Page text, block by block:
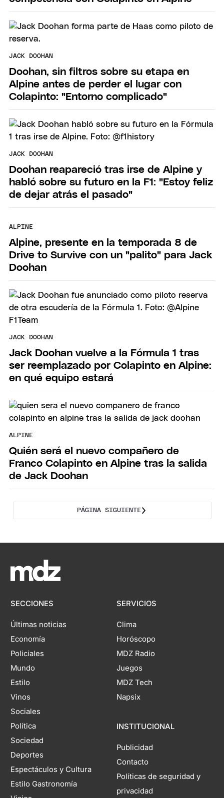
JACK DOOHAN
Doohan, sin filtros sobre su etapa en
Alpine antes de perder el lugar con
Colapinto: "Entorno complicado"
JACK DOOHAN
Doohan reapareció tras irse de Alpine y
habló sobre su futuro en la F1: "Estoy feliz
de dejar atrás el pasado"
ALPINE
Alpine, presente en la temporada 8 de
Drive to Survive con un "palito" para Jack
Doohan
JACK DOOHAN
Jack Doohan vuelve a la Fórmula 1 tras
ser reemplazado por Colapinto en Alpine:
en qué equipo estará
ALPINE
Quién será el nuevo compañero de
Franco Colapinto en Alpine tras la salida
de Jack Doohan
PÁGINA SIGUIENTE
SECCIONES
Últimas noticias
Economía
Policiales
Mundo
Estilo
Vinos
Sociales
Política
Sociedad
Deportes
Espectáculos y Cultura
Estilo Gastronomía
SERVICIOS
Clima
Horóscopo
MDZ Radio
Juegos
MDZ Tech
Napsix
INSTITUCIONAL
Publicidad
Contacto
Políticas de seguridad y
privacidad